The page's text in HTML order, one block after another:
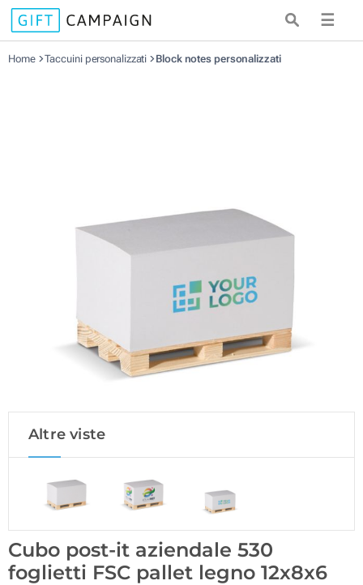
☰
Home Taccuini personalizzati Block notes personalizzati
Altre viste
Cubo post-it aziendale 530
foglietti FSC pallet legno 12x8x6